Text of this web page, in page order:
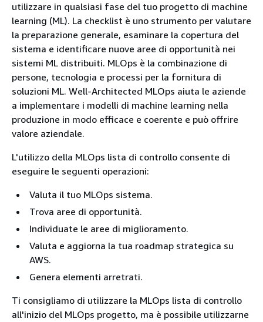
utilizzare in qualsiasi fase del tuo progetto di machine
learning (ML). La checklist è uno strumento per valutare
la preparazione generale, esaminare la copertura del
sistema e identificare nuove aree di opportunità nei
sistemi ML distribuiti. MLOps è la combinazione di
persone, tecnologia e processi per la fornitura di
soluzioni ML. Well-Architected MLOps aiuta le aziende
a implementare i modelli di machine learning nella
produzione in modo efficace e coerente e può offrire
valore aziendale.
L'utilizzo della MLOps lista di controllo consente di
eseguire le seguenti operazioni:
Valuta il tuo MLOps sistema.
Trova aree di opportunità.
Individuate le aree di miglioramento.
Valuta e aggiorna la tua roadmap strategica su
AWS.
Genera elementi arretrati.
Ti consigliamo di utilizzare la MLOps lista di controllo
all'inizio del MLOps progetto, ma è possibile utilizzarne